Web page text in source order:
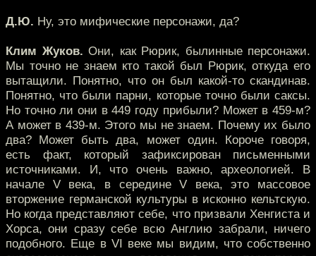
Д.Ю. Ну, это мифические персонажи, да?
Клим Жуков. Они, как Рюрик, былинные персонажи.
Мы точно не знаем кто такой был Рюрик, откуда его
вытащили. Понятно, что он был какой-то скандинав.
Понятно, что были парни, которые точно были саксы.
Но точно ли они в 449 году прибыли? Может в 459-м?
А может в 439-м. Этого мы не знаем. Почему их было
два? Может быть два, может один. Короче говоря,
есть факт, который зафиксирован письменными
источниками. И, что очень важно, археологией. В
начале V века, в середине V века, это массовое
вторжение германской культуры в исконно кельтскую.
Но когда представляют себе, что призвали Хенгиста и
Хорса, они сразу себе всю Англию забрали, ничего
подобного. Еще в VI веке мы видим, что собственно